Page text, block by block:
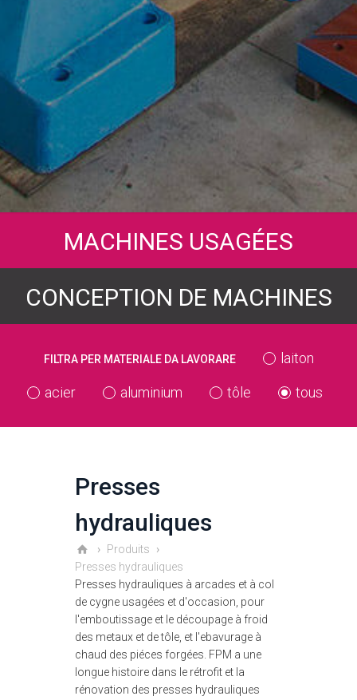
MACHINES USAGÉES
CONCEPTION DE MACHINES
FILTRA PER MATERIALE DA LAVORARE laiton
acier aluminium tôle tous
Presses
hydrauliques
Produits
Presses hydrauliques
Presses hydrauliques à arcades et à col
de cygne usagées et d'occasion, pour
l'emboutissage et le découpage à froid
des metaux et de tôle, et l'ebavurage à
chaud des piéces forgées. FPM a une
longue histoire dans le rétrofit et la
rénovation des presses hydrauliques